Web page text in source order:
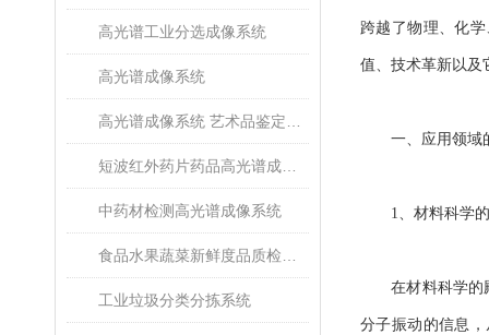
高光谱工业分选成像系统
高光谱成像系统
中药材检测高光谱成像系统
工业垃圾分类分拣系统
跨越了物理、化
值、技术革新以及
一、应用领域
1、材料科学的
在材料科学的殿
分子振动的信息